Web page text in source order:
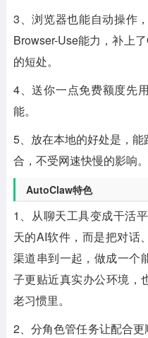
3、浏览器也能自动操作
Browser-Use能力，补上
的短处。
4、送你一点免费额度先
能。
5、放在本地的好处是，
合，不受网速快慢的影响。
AutoClaw特色
1、从聊天工具变成干活
天的AI软件，而是把对话
渠道串到一起，做成一个
子更贴近真实办公环境，
老习惯里。
2、分角色管任务让配合